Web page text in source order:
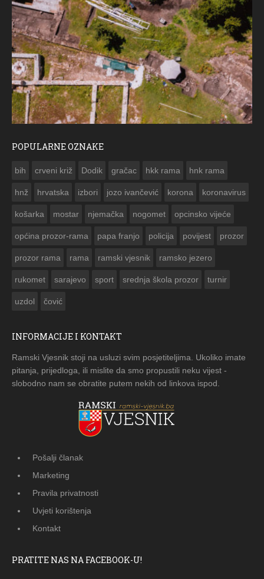
POPULARNE OZNAKE
bih crveni križ Dodik gračac hkk rama hnk rama
hnž hrvatska izbori jozo ivančević korona koronavirus
košarka mostar njemačka nogomet opcinsko vijeće
općina prozor-rama papa franjo policija povijest prozor
prozor rama rama ramski vjesnik ramsko jezero
rukomet sarajevo sport srednja škola prozor turnir
uzdol čović
INFORMACIJE I KONTAKT
Ramski Vjesnik stoji na usluzi svim posjetiteljima. Ukoliko imate
pitanja, prijedloga, ili mislite da smo propustili neku vijest -
slobodno nam se obratite putem nekih od linkova ispod.
Pošalji članak
Marketing
Pravila privatnosti
Uvjeti korištenja
Kontakt
PRATITE NAS NA FACEBOOK-U!